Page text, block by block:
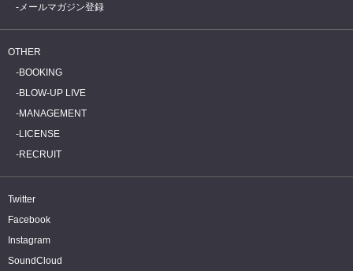
メールマガジン登録
OTHER
BOOKING
BLOW-UP LIVE
MANAGEMENT
LICENSE
RECRUIT
Twitter
Facebook
Instagram
SoundCloud